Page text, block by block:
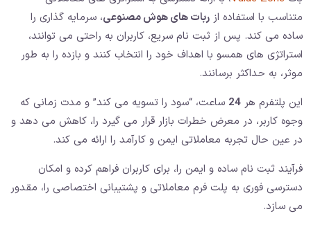
متناسب با استفاده از ربات های هوش مصنوعی، سرمایه گذاری را
ساده می کند. پس از ثبت نام سریع، کاربران به راحتی می توانند،
استراتژی های همسو با اهداف خود را انتخاب کنند و بازده را به طور
موثر، به حداکثر برسانند.
این پلتفرم هر 24 ساعت، “سود را تسویه می کند” و مدت زمانی که
وجوه کاربر، در معرض خطرات بازار قرار می گیرد را، کاهش می دهد و
در عین حال تجربه معاملاتی ایمن و کارآمد را ارائه می کند.
فرآیند ثبت نام ساده و ایمن را، برای کاربران فراهم کرده و امکان
دسترسی فوری به پلت فرم معاملاتی و پشتیبانی اختصاصی را، مقدور
می سازد.